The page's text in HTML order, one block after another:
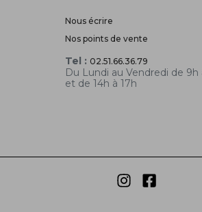
Nous écrire
Nos points de vente
Tel : 02.51.66.36.79
Du Lundi au Vendredi de 9h
et de 14h à 17h